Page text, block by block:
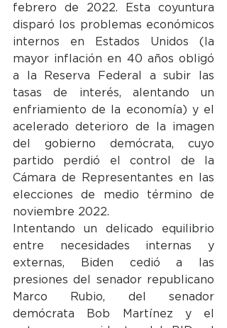
febrero de 2022. Esta coyuntura
disparó los problemas económicos
internos en Estados Unidos (la
mayor inflación en 40 años obligó
a la Reserva Federal a subir las
tasas de interés, alentando un
enfriamiento de la economía) y el
acelerado deterioro de la imagen
del gobierno demócrata, cuyo
partido perdió el control de la
Cámara de Representantes en las
elecciones de medio término de
noviembre 2022.
Intentando un delicado equilibrio
entre necesidades internas y
externas, Biden cedió a las
presiones del senador republicano
Marco Rubio, del senador
demócrata Bob Martínez y el